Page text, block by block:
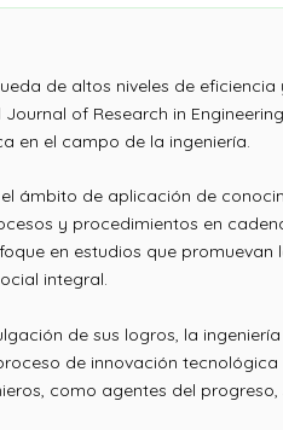
de altos niveles de
of Research in
en el campo de la ingeniería.
ámbito de aplicación de
y procedimientos en
en estudios que
integral.
de sus logros, la
de innovación
como agentes del